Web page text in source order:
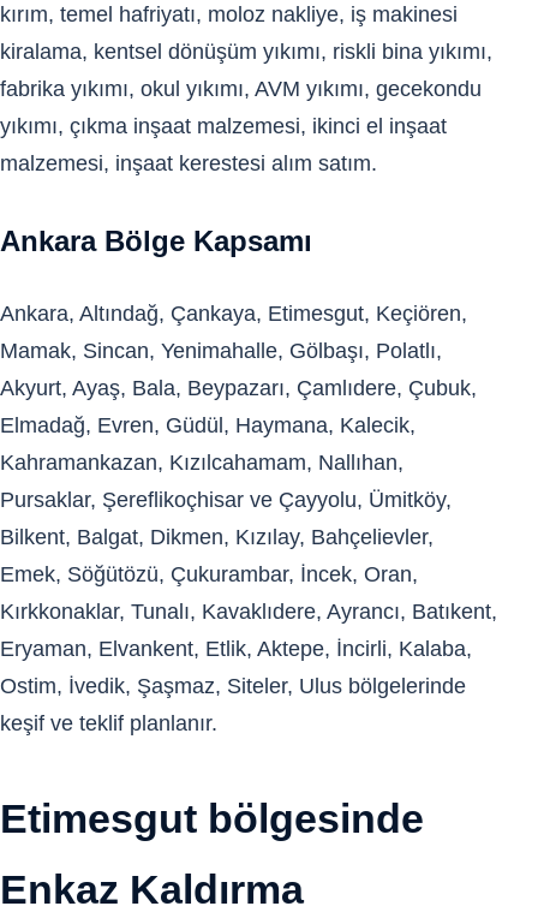
kırım, temel hafriyatı, moloz nakliye, iş makinesi
kiralama, kentsel dönüşüm yıkımı, riskli bina yıkımı,
fabrika yıkımı, okul yıkımı, AVM yıkımı, gecekondu
yıkımı, çıkma inşaat malzemesi, ikinci el inşaat
malzemesi, inşaat kerestesi alım satım.
Ankara Bölge Kapsamı
Ankara, Altındağ, Çankaya, Etimesgut, Keçiören,
Mamak, Sincan, Yenimahalle, Gölbaşı, Polatlı,
Akyurt, Ayaş, Bala, Beypazarı, Çamlıdere, Çubuk,
Elmadağ, Evren, Güdül, Haymana, Kalecik,
Kahramankazan, Kızılcahamam, Nallıhan,
Pursaklar, Şereflikoçhisar ve Çayyolu, Ümitköy,
Bilkent, Balgat, Dikmen, Kızılay, Bahçelievler,
Emek, Söğütözü, Çukurambar, İncek, Oran,
Kırkkonaklar, Tunalı, Kavaklıdere, Ayrancı, Batıkent,
Eryaman, Elvankent, Etlik, Aktepe, İncirli, Kalaba,
Ostim, İvedik, Şaşmaz, Siteler, Ulus bölgelerinde
keşif ve teklif planlanır.
Etimesgut bölgesinde
Enkaz Kaldırma